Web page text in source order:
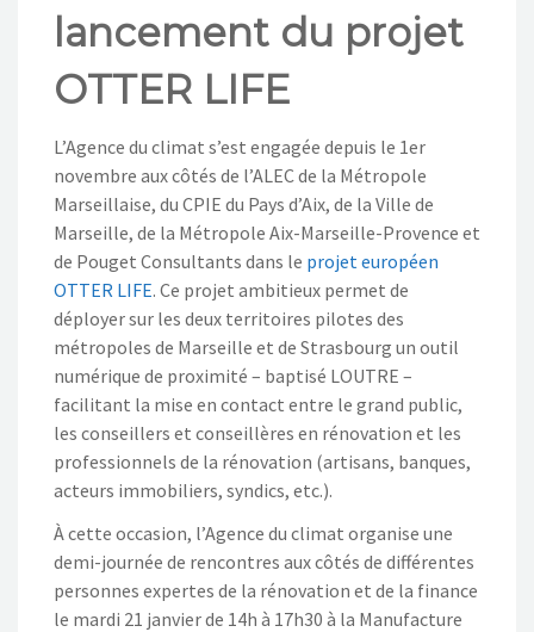
lancement du projet
OTTER LIFE
L’Agence du climat s’est engagée depuis le 1er
novembre aux côtés de l’ALEC de la Métropole
Marseillaise, du CPIE du Pays d’Aix, de la Ville de
Marseille, de la Métropole Aix-Marseille-Provence et
de Pouget Consultants dans le projet européen
OTTER LIFE. Ce projet ambitieux permet de
déployer sur les deux territoires pilotes des
métropoles de Marseille et de Strasbourg un outil
numérique de proximité – baptisé LOUTRE –
facilitant la mise en contact entre le grand public,
les conseillers et conseillères en rénovation et les
professionnels de la rénovation (artisans, banques,
acteurs immobiliers, syndics, etc.).
À cette occasion, l’Agence du climat organise une
demi-journée de rencontres aux côtés de différentes
personnes expertes de la rénovation et de la finance
le mardi 21 janvier de 14h à 17h30 à la Manufacture